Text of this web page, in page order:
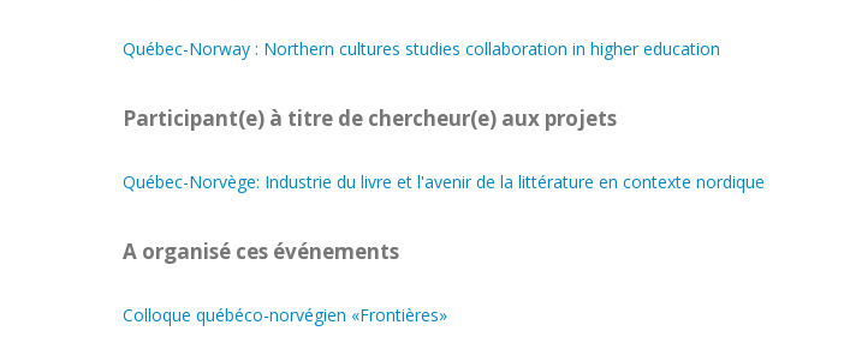
Québec-Norway : Northern cultures studies collaboration in higher education
Participant(e) à titre de chercheur(e) aux projets
Québec-Norvège: Industrie du livre et l'avenir de la littérature en contexte nordique
A organisé ces événements
Colloque québéco-norvégien «Frontières»